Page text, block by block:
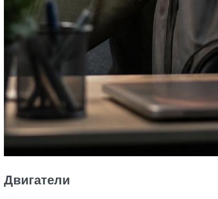
Двигатели